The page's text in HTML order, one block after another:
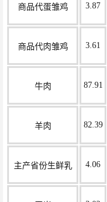
商品代蛋雏鸡 3.87
商品代肉雏鸡 3.61
牛肉 87.91
羊肉 82.39
主产省份生鲜乳 4.06